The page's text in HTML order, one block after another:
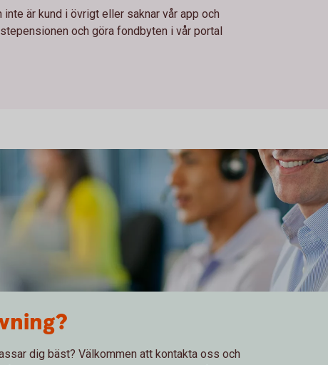
är kund i övrigt eller saknar vår app och
och göra fondbyten i vår portal
dig bäst? Välkommen att kontakta oss och